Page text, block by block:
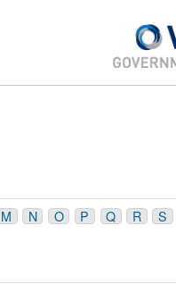
M N O P Q R S